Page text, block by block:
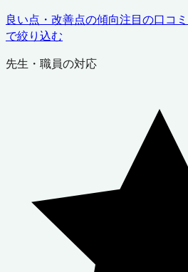
良い点・改善点の傾向注目の口コミ
で絞り込む
先生・職員の対応